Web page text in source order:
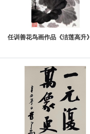
任训善花鸟画作品《洁莲高升》